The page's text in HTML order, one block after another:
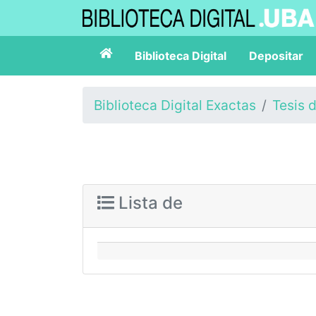
Biblioteca Digital Depositar
Biblioteca Digital Exactas Tesis
Lista de